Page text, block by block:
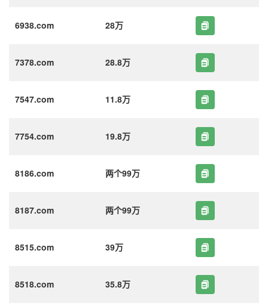
6938.com 28万
7378.com 28.8万
7547.com 11.8万
7754.com 19.8万
8186.com 两个99万
8187.com 两个99万
8515.com 39万
8518.com 35.8万